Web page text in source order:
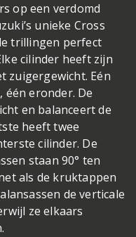
op een verdomd
unieke Cross
trillingen perfect
cilinder heeft zijn
zuigergewicht. Eén
één eronder. De
en balanceert de
heeft twee
cilinder. De
staan 90° ten
als de kruktappen
de verticale
ze elkaars